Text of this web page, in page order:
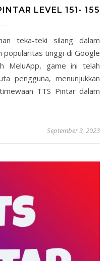
LEVEL 151- 155
popularitas tinggi di Google
MeluApp, game ini telah
pengguna, menunjukkan
TTS Pintar dalam
September 3, 2023